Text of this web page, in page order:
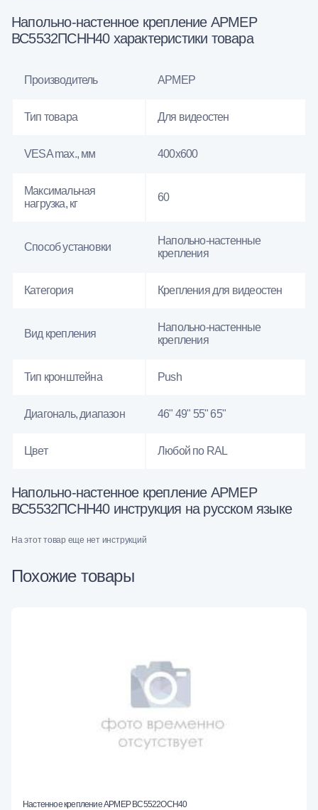
Напольно-настенное крепление АРМЕР
ВС5532ПСНН40 характеристики товара
Производитель АРМЕР
Тип товара Для видеостен
VESA max., мм 400х600
Максимальная
нагрузка, кг
60
Способ установки
Напольно-настенные
крепления
Категория Крепления для видеостен
Вид крепления
Напольно-настенные
крепления
Тип кронштейна Push
Диагональ, диапазон 46" 49" 55" 65"
Цвет Любой по RAL
Напольно-настенное крепление АРМЕР
ВС5532ПСНН40 инструкция на русском языке
На этот товар еще нет инструкций
Похожие товары
Настенное крепление АРМЕР ВС5522ОСН40